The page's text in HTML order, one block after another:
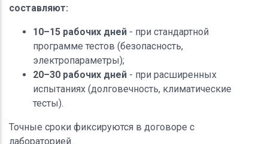
составляют:
10–15 рабочих дней - при стандартной
программе тестов (безопасность,
электропараметры);
20–30 рабочих дней - при расширенных
испытаниях (долговечность, климатические
тесты).
Точные сроки фиксируются в договоре с
лабораторией.